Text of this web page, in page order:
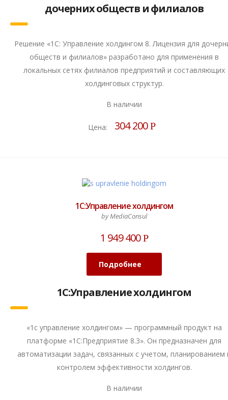
дочерних обществ и филиалов
Решение «1С: Управление холдингом 8. Лицензия для
обществ и филиалов» разработано для применения в
локальных сетях филиалов предприятий и составляющих
холдинговых структур.
В наличии
Цена: 304 200Р
1С:Управление холдингом
by MediaConsul
1 949 400Р
Подробнее
1С:Управление холдингом
«1с управление холдингом» — программный продукт на
платформе «1С:Предприятие 8.3». Он предназначен для
автоматизации задач, связанных с учетом, планированием
контролем эффективности холдингов.
В наличии